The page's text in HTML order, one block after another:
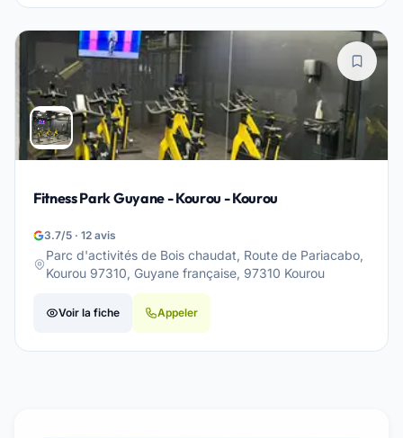
Fitness Park Guyane - Kourou - Kourou
3.7/5 · 12 avis
Parc d'activités de Bois chaudat, Route de Pariacabo,
Kourou 97310, Guyane française, 97310 Kourou
Voir la fiche Appeler